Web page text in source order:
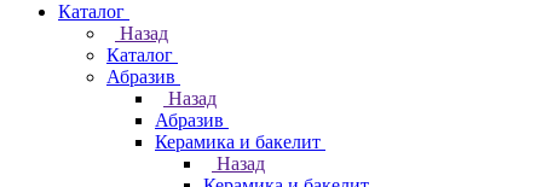
Каталог
Назад
Каталог
Абразив
Назад
Абразив
Керамика и бакелит
Назад